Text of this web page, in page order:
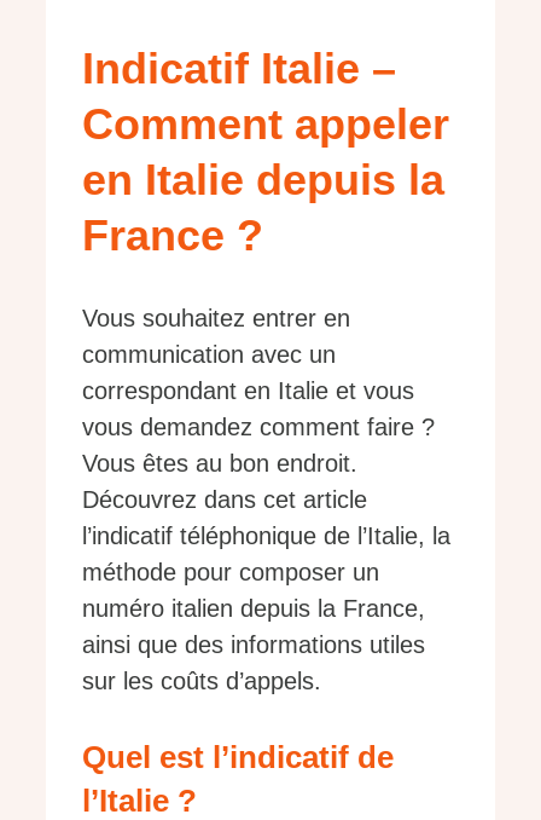
Indicatif Italie –
Comment appeler
en Italie depuis la
France ?
Vous souhaitez entrer en
communication avec un
correspondant en Italie et vous
vous demandez comment faire ?
Vous êtes au bon endroit.
Découvrez dans cet article
l’indicatif téléphonique de l’Italie, la
méthode pour composer un
numéro italien depuis la France,
ainsi que des informations utiles
sur les coûts d’appels.
Quel est l’indicatif de
l’Italie ?